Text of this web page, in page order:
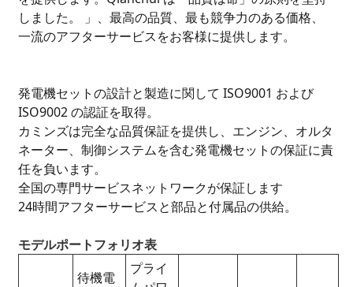
しました。 」、最高の品質、最も競争力のある価格、
一流のアフターサービスをお客様に提供します。
発電機セットの設計と製造に関して ISO9001 および
ISO9002 の認証を取得。
カミンズは完全な品質保証を提供し、エンジン、オルタ
ネーター、制御システムを含む発電機セットの保証に責
任を負います。
全国の専門サービスネットワークが保証します
24時間アフターサービスと部品と付属品の供給。
モデルポートフォリオ表
待機電
プライ